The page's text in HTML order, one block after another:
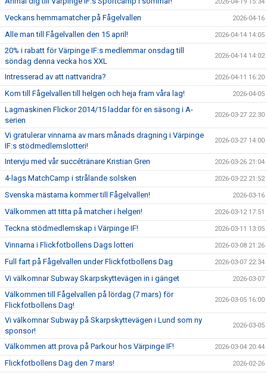
Veckans hemmamatcher på Fågelvallen 2026-04-16
Alle man till Fågelvallen den 15 april! 2026-04-14 14:05
20% i rabatt för Värpinge IF:s medlemmar onsdag till
söndag denna vecka hos XXL
2026-04-14 14:02
Intresserad av att nattvandra? 2026-04-11 16:20
Kom till Fågelvallen till helgen och heja fram våra lag! 2026-04-05
Lagmaskinen Flickor 2014/15 laddar för en säsong i A-
serien
2026-03-27 22:30
Vi gratulerar vinnarna av mars månads dragning i Värpinge
IF:s stödmedlemslotteri!
2026-03-27 14:00
Intervju med vår succétränare Kristian Gren 2026-03-26 21:04
4-lags MatchCamp i strålande solsken 2026-03-22 21:52
Svenska mästarna kommer till Fågelvallen! 2026-03-16
Välkommen att titta på matcher i helgen! 2026-03-12 17:51
Teckna stödmedlemskap i Värpinge IF! 2026-03-11 13:05
Vinnarna i Flickfotbollens Dags lotteri 2026-03-08 21:26
Full fart på Fågelvallen under Flickfotbollens Dag 2026-03-07 22:34
Vi välkomnar Subway Skarpskyttevägen in i gänget 2026-03-07
Välkommen till Fågelvallen på lördag (7 mars) för
Flickfotbollens Dag!
2026-03-05 16:00
Vi välkomnar Subway på Skarpskyttevägen i Lund som ny
sponsor!
2026-03-05
Välkommen att prova på Parkour hos Värpinge IF! 2026-03-04 20:44
Flickfotbollens Dag den 7 mars! 2026-02-26